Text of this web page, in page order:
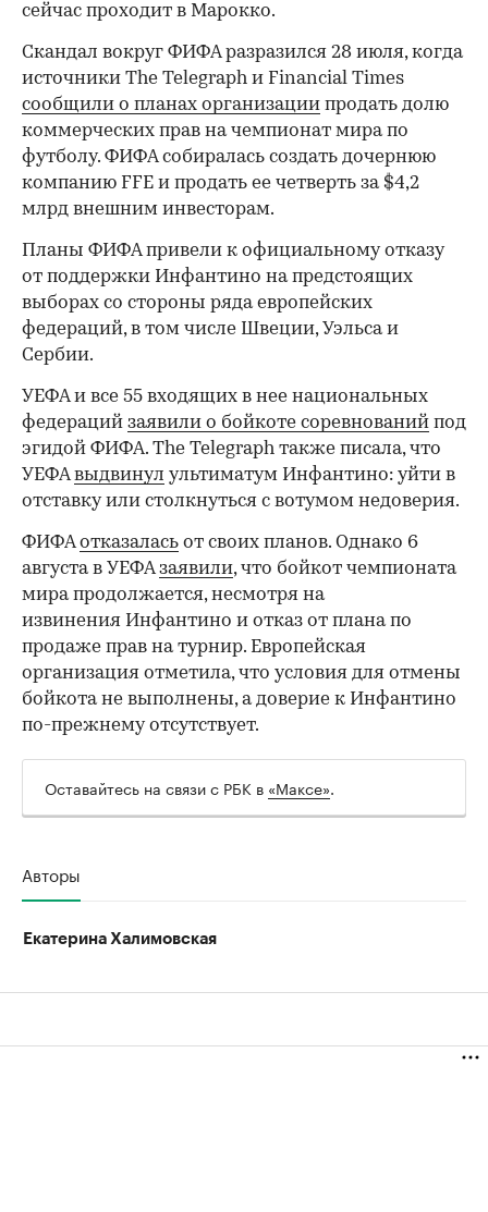
00:00 00:00
сейчас проходит в Марокко.
Скандал вокруг ФИФА разразился 28 июля, когда
источники The Telegraph и Financial Times
сообщили о планах организации продать долю
коммерческих прав на чемпионат мира по
футболу. ФИФА собиралась создать дочернюю
компанию FFE и продать ее четверть за $4,2
млрд внешним инвесторам.
Планы ФИФА привели к официальному отказу
от поддержки Инфантино на предстоящих
выборах со стороны ряда европейских
федераций, в том числе Швеции, Уэльса и
Сербии.
УЕФА и все 55 входящих в нее национальных
федераций заявили о бойкоте соревнований под
эгидой ФИФА. The Telegraph также писала, что
УЕФАвыдвинул ультиматум Инфантино: уйти в
отставку или столкнуться с вотумом недоверия.
ФИФАотказалась от своих планов. Однако 6
августа в УЕФАзаявили, что бойкот чемпионата
мира продолжается, несмотря на
извинения Инфантино и отказ от плана по
продаже прав на турнир. Европейская
организация отметила, что условия для отмены
бойкота не выполнены, а доверие к Инфантино
по-прежнему отсутствует.
Оставайтесь на связи с РБК в «Максе».
Авторы
Екатерина Халимовская